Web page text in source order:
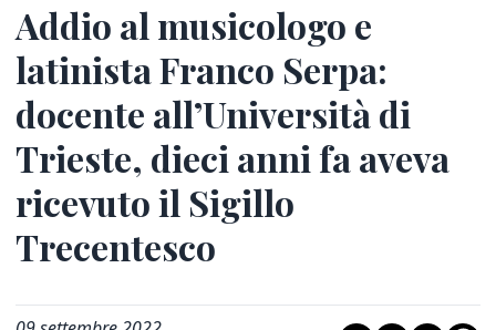
Addio al musicologo e
latinista Franco Serpa:
docente all’Università di
Trieste, dieci anni fa aveva
ricevuto il Sigillo
Trecentesco